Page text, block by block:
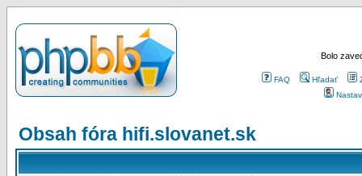
Bolo
FAQ Hľadať
Obsah fóra hifi.slovanet.sk